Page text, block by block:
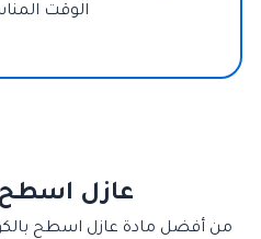
الوقت
عازل اسطح
من أفضل مادة عازل اسطح